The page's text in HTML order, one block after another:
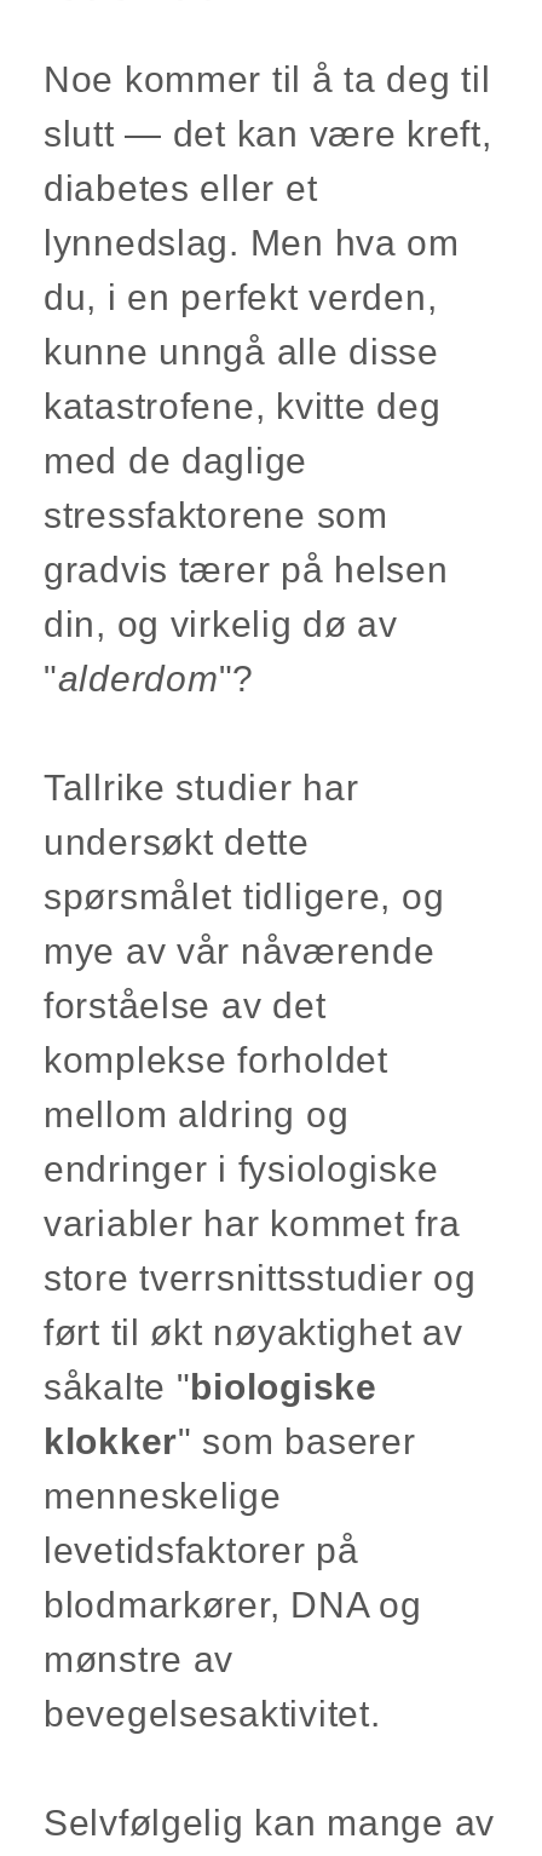
Noe kommer til å ta deg til
slutt — det kan være kreft,
diabetes eller et
lynnedslag. Men hva om
du, i en perfekt verden,
kunne unngå alle disse
katastrofene, kvitte deg
med de daglige
stressfaktorene som
gradvis tærer på helsen
din, og virkelig dø av
"alderdom"?
Tallrike studier har
undersøkt dette
spørsmålet tidligere, og
mye av vår nåværende
forståelse av det
komplekse forholdet
mellom aldring og
endringer i fysiologiske
variabler har kommet fra
store tverrsnittsstudier og
ført til økt nøyaktighet av
såkalte " biologiske
klokker" som baserer
menneskelige
levetidsfaktorer på
blodmarkører, DNA og
mønstre av
bevegelsesaktivitet.
Selvfølgelig kan mange av